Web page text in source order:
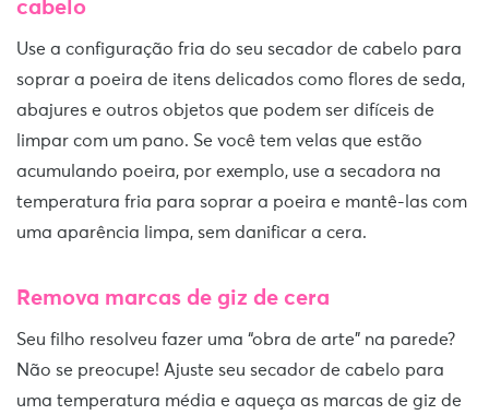
cabelo
Use a configuração fria do seu secador de cabelo para
soprar a poeira de itens delicados como flores de seda,
abajures e outros objetos que podem ser difíceis de
limpar com um pano. Se você tem velas que estão
acumulando poeira, por exemplo, use a secadora na
temperatura fria para soprar a poeira e mantê-las com
uma aparência limpa, sem danificar a cera.
Remova marcas de giz de cera
Seu filho resolveu fazer uma “obra de arte” na parede?
Não se preocupe! Ajuste seu secador de cabelo para
uma temperatura média e aqueça as marcas de giz de